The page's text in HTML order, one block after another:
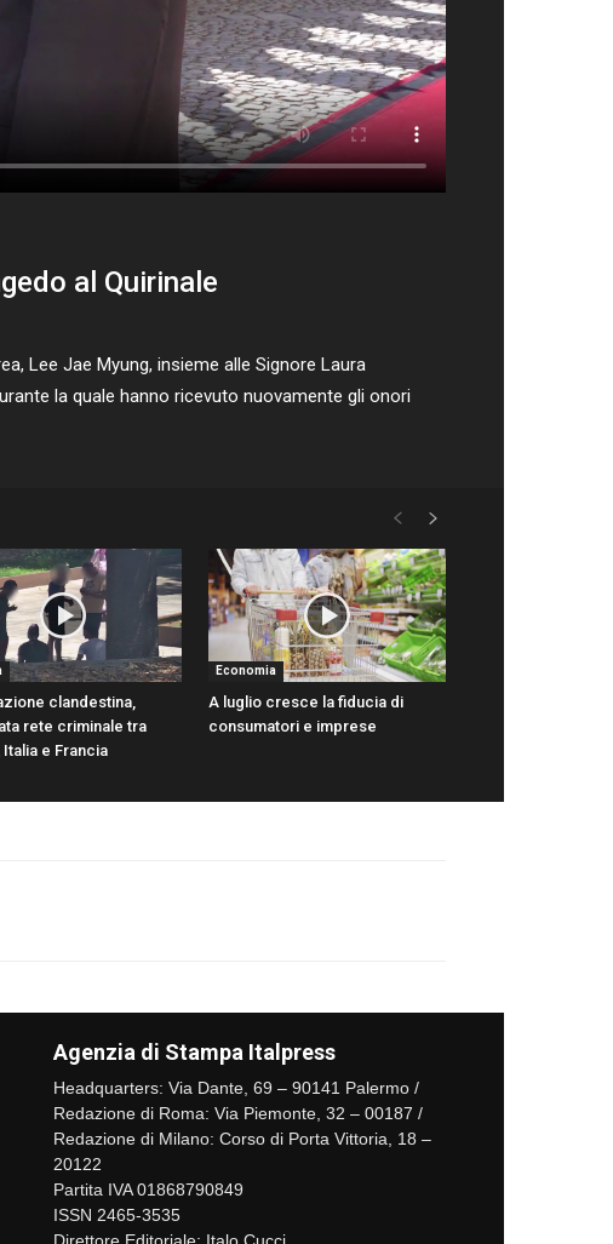
al Quirinale
Lee Jae Myung, insieme alle Signore Laura
la quale hanno ricevuto nuovamente gli onori
clandestina,
rete criminale tra
e Francia
Economia
A luglio cresce la fiducia di
consumatori e imprese
Agenzia di Stampa Italpress
Headquarters: Via Dante, 69 – 90141 Palermo /
Redazione di Roma: Via Piemonte, 32 – 00187 /
Redazione di Milano: Corso di Porta Vittoria, 18 –
20122
Partita IVA 01868790849
ISSN 2465-3535